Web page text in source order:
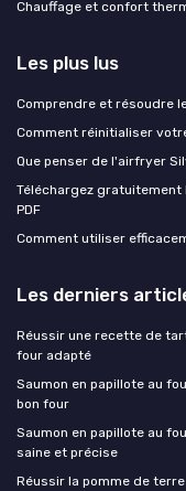
Chauffage et confort
Les plus lus
Comprendre et résoudre
Comment réinitialiser
Que penser de l'airfryer
Téléchargez
PDF
Comment utiliser
Les derniers
Réussir une recette de
four adapté
Saumon en papillote au
bon four
Saumon en papillote au
saine et précise
Réussir la pomme de